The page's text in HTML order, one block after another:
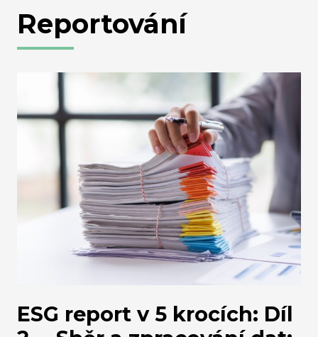
Reportování
ESG report v 5 krocích: Díl